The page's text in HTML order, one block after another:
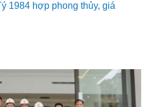
1984 hợp phong thủy, giá